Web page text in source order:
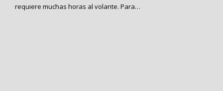
requiere muchas horas al volante. Para…